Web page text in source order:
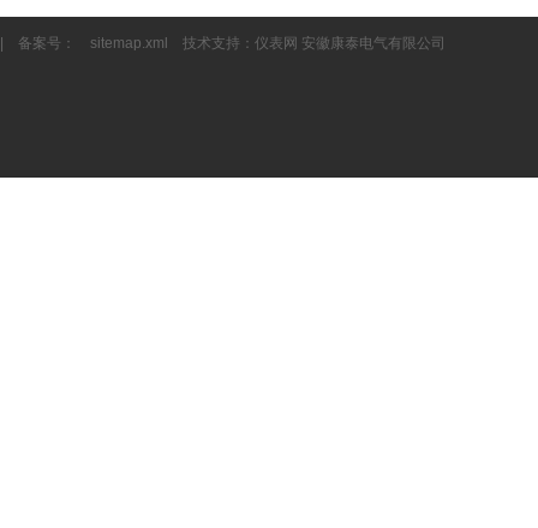
| 备案号： sitemap.xml 技术支持： 仪表网 安徽康泰电气有限公司